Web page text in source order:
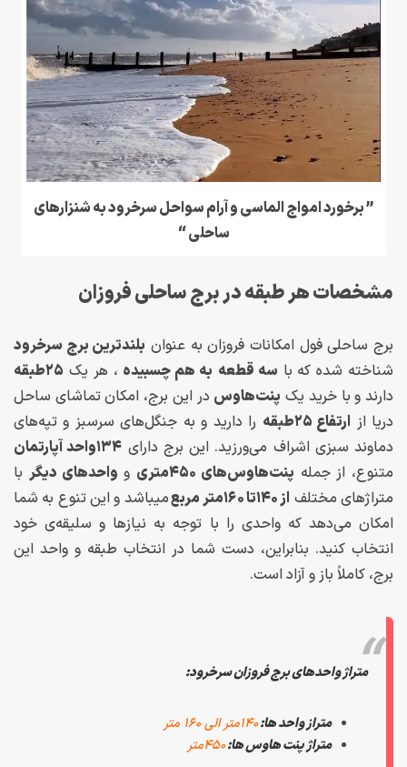
” برخورد امواج الماسی و آرام سواحل سرخرود به شنزارهای
ساحلی “
مشخصات هر طبقه در برج ساحلی فروزان
برج ساحلی فول امکانات فروزان به عنوان بلندترین برج سرخرود
شناخته شده که با سه قطعه به هم چسبیده ، هر یک ۲۵طبقه
دارند و با خرید یک پنت‌هاوس در این برج، امکان تماشای ساحل
دریا از ارتفاع ۲۵طبقه
را دارید و به جنگل‌های سرسبز و تپه‌های
دماوند سبزی اشراف می‌ورزید. این برج دارای ۱۳۴واحد آپارتمان
متنوع، از جمله پنت‌هاوس‌های ۴۵۰متری و واحدهای دیگر با
متراژهای مختلف از ۱۴۰تا ۱۶۰متر مربع
میباشد و این تنوع به شما
امکان می‌دهد که واحدی را با توجه به نیاز‌ها و سلیقه‌ی خود
انتخاب کنید. بنابراین، دست شما در انتخاب طبقه و واحد این
برج، کاملاً باز و آزاد است.
متراژ واحدهای برج فروزان سرخرود:
متراز واحد ها:۱۴۰متر الی ۱۶۰ متر
متراژ پنت هاوس ها:۴۵۰متر